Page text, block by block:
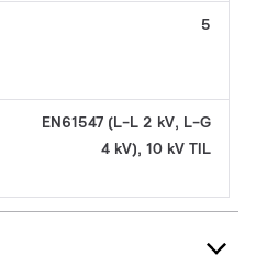
5
EN61547 (L-L 2 kV, L-G
4 kV), 10 kV TIL